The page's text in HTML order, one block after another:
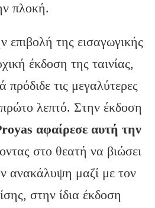
πλοκή.
επιβολή της εισαγωγικής
έκδοση της ταινίας,
πρόδιδε τις μεγαλύτερες
λεπτό. Στην έκδοση
αφαίρεσε αυτή την
στο θεατή να βιώσει
ανακάλυψη μαζί με τον
στην ίδια έκδοση